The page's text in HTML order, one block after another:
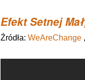
Efekt Setnej
Źródła: WeAreChange